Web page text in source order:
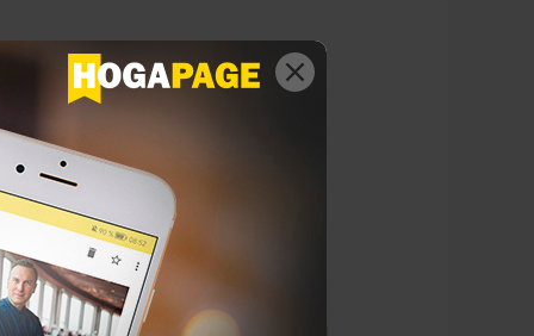
Tag Arbeits-
und